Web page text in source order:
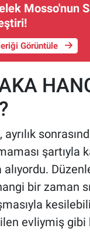
Mosso'nun
Görüntüle
alıyordu.
bir zaman
evliymiş